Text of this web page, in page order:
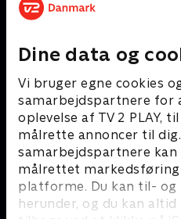
Dine data og
Vi bruger egne cookies
samarbejdspartnere for
oplevelse af TV 2 PLAY,
målrette annoncer til dig.
samarbejdspartnere
målrettet markedsføring
platforme. Du kan til-
herunder, og du kan
3. august 2026 • 5 min
Andre så også